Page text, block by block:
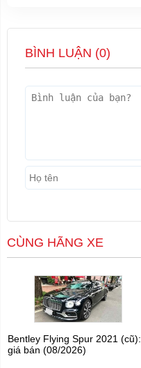
BÌNH LUẬN (0)
CÙNG HÃNG XE
Bentley Flying Spur 2021 (cũ):
giá bán (08/2026)